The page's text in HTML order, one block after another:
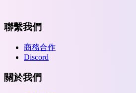
聯繫我們
商務合作
Discord
關於我們